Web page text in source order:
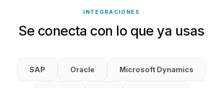
INTEGRACIONES
Se conecta con lo que ya usas
SAP Oracle Microsoft Dynamics